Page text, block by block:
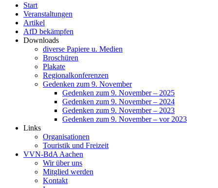
Start
Veranstaltungen
Artikel
AfD bekämpfen
Downloads
diverse Papiere u. Medien
Broschüren
Plakate
Regionalkonferenzen
Gedenken zum 9. November
Gedenken zum 9. November – 2025
Gedenken zum 9. November – 2024
Gedenken zum 9. November – 2023
Gedenken zum 9. November – vor 2023
Links
Organisationen
Touristik und Freizeit
VVN-BdA Aachen
Wir über uns
Mitglied werden
Kontakt